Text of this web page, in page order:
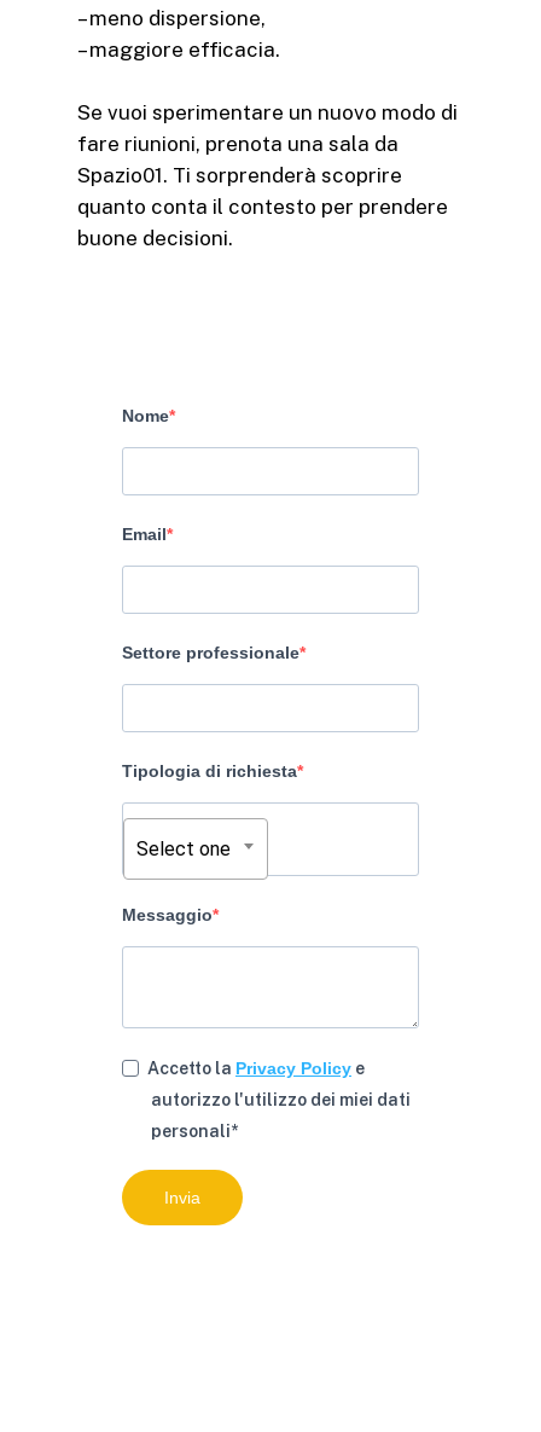
– meno dispersione,
– maggiore efficacia.
Se vuoi sperimentare un nuovo modo di
fare riunioni, prenota una sala da
Spazio01. Ti sorprenderà scoprire
quanto conta il contesto per prendere
buone decisioni.
Nome
Email
Settore professionale
Tipologia di richiesta
Select one
Messaggio
Accetto la Privacy Policy e
autorizzo l'utilizzo dei miei dati
personali*
Invia